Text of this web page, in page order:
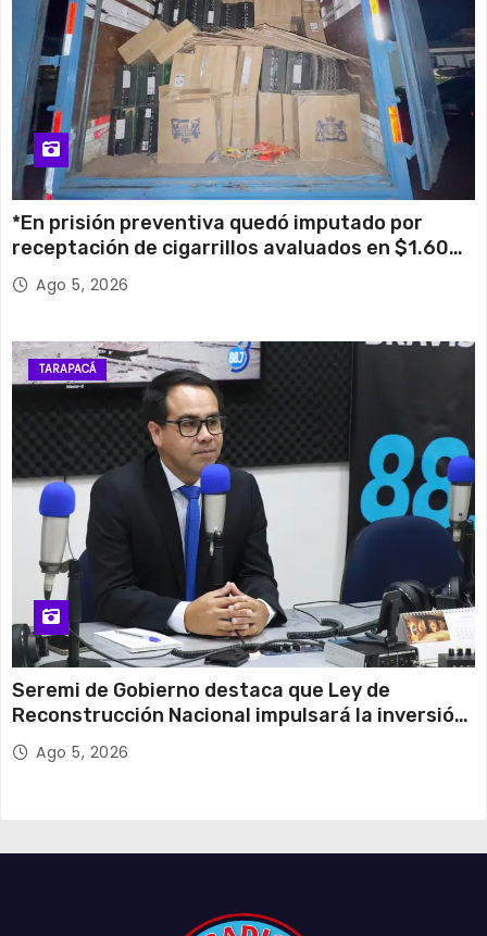
*En prisión preventiva quedó imputado por
receptación de cigarrillos avaluados en $1.600
millones*
Ago 5, 2026
TARAPACÁ
Seremi de Gobierno destaca que Ley de
Reconstrucción Nacional impulsará la inversión
y el empleo en Tarapacá
Ago 5, 2026